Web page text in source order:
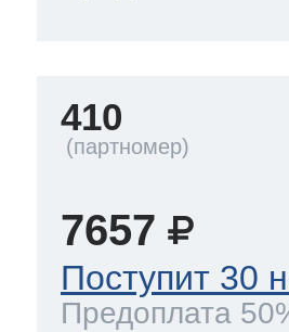
410
7657
Поступит 30
Предоплата